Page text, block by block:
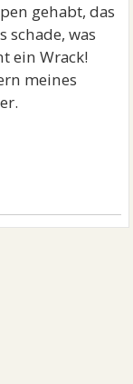
gehabt, das
schade, was
ein Wrack!
meines